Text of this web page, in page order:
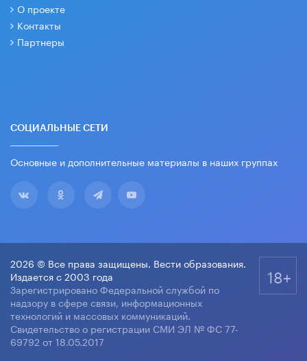
О проекте
Контакты
Партнеры
СОЦИАЛЬНЫЕ СЕТИ
Основные и дополнительные материалы в наших группах
2026 © Все права защищены. Вести образования.
Издается с 2003 года
Зарегистрировано Федеральной службой по
надзору в сфере связи, информационных
технологий и массовых коммуникаций.
Свидетельство о регистрации СМИ ЭЛ № ФС 77-
69792 от 18.05.2017
18+